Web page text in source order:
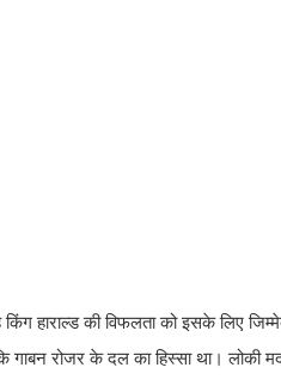
हाराल्ड की विफलता को इसके लिए
गाबन रोजर के दल का हिस्सा था।